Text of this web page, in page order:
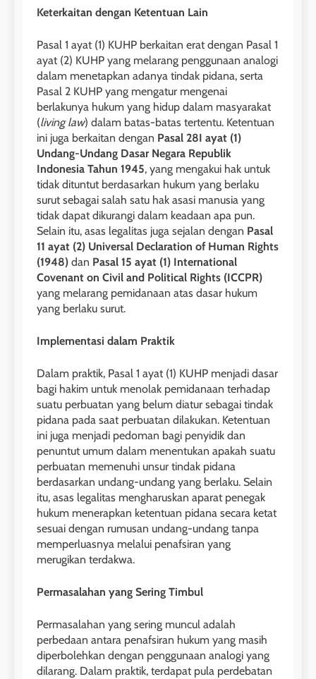
Keterkaitan dengan Ketentuan Lain
Pasal 1 ayat (1) KUHP berkaitan erat dengan Pasal 1
ayat (2) KUHP yang melarang penggunaan analogi
dalam menetapkan adanya tindak pidana, serta
Pasal 2 KUHP yang mengatur mengenai
berlakunya hukum yang hidup dalam masyarakat
(living law) dalam batas-batas tertentu. Ketentuan
ini juga berkaitan dengan Pasal 28I ayat (1)
Undang-Undang Dasar Negara Republik
Indonesia Tahun 1945, yang mengakui hak untuk
tidak dituntut berdasarkan hukum yang berlaku
surut sebagai salah satu hak asasi manusia yang
tidak dapat dikurangi dalam keadaan apa pun.
Selain itu, asas legalitas juga sejalan dengan Pasal
11 ayat (2) Universal Declaration of Human Rights
(1948) dan Pasal 15 ayat (1) International
Covenant on Civil and Political Rights (ICCPR)
yang melarang pemidanaan atas dasar hukum
yang berlaku surut.
Implementasi dalam Praktik
Dalam praktik, Pasal 1 ayat (1) KUHP menjadi dasar
bagi hakim untuk menolak pemidanaan terhadap
suatu perbuatan yang belum diatur sebagai tindak
pidana pada saat perbuatan dilakukan. Ketentuan
ini juga menjadi pedoman bagi penyidik dan
penuntut umum dalam menentukan apakah suatu
perbuatan memenuhi unsur tindak pidana
berdasarkan undang-undang yang berlaku. Selain
itu, asas legalitas mengharuskan aparat penegak
hukum menerapkan ketentuan pidana secara ketat
sesuai dengan rumusan undang-undang tanpa
memperluasnya melalui penafsiran yang
merugikan terdakwa.
Permasalahan yang Sering Timbul
Permasalahan yang sering muncul adalah
perbedaan antara penafsiran hukum yang masih
diperbolehkan dengan penggunaan analogi yang
dilarang. Dalam praktik, terdapat pula perdebatan